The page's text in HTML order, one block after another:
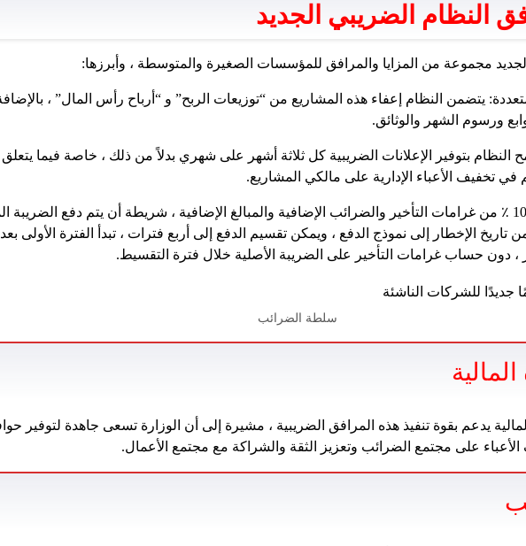
النظام الضريبي الجديد
مجموعة من المزايا والمرافق للمؤسسات الصغيرة والمتوسطة ، وأبرزها:
يتضمن النظام إعفاء هذه المشاريع من “توزيعات الربح” و “أرباح رأس المال” ،
ورسوم الشهر والوثائق.
النظام بتوفير الإعلانات الضريبية كل ثلاثة أشهر على شهري بدلاً من ذلك ، خاصة فيما يتعلق
في تخفيف الأعباء الإدارية على مالكي المشاريع.
مرافق الدفع: تتجاوز 100 ٪ من غرامات التأخير والضرائب الإضافية والمبالغ الإضافية ، شريطة أن يتم دفع
الإخطار إلى نموذج الدفع ، ويمكن تقسيم الدفع إلى أربع فترات ، تبدأ الفترة الأولى بعد
، دون حساب غرامات التأخير على الضريبة الأصلية خلال فترة التقسيط.
سلطة الضرائب
يدعم بقوة تنفيذ هذه المرافق الضريبية ، مشيرة إلى أن الوزارة تسعى جاهدة لتوفير
على مجتمع الضرائب وتعزيز الثقة والشراكة مع مجتمع الأعمال.